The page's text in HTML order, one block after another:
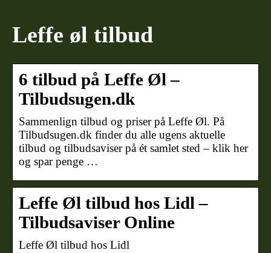
Leffe øl tilbud
6 tilbud på Leffe Øl –
Tilbudsugen.dk
Sammenlign tilbud og priser på Leffe Øl. På
Tilbudsugen.dk finder du alle ugens aktuelle
tilbud og tilbudsaviser på ét samlet sted – klik her
og spar penge …
Leffe Øl tilbud hos Lidl –
Tilbudsaviser Online
Leffe Øl tilbud hos Lidl